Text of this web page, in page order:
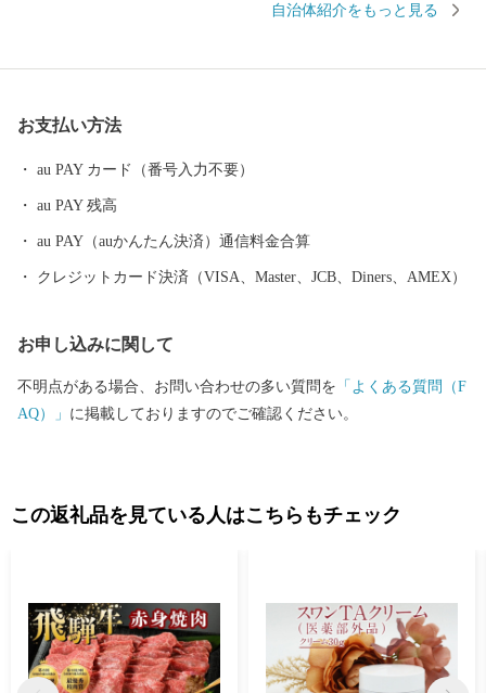
も」や「狭山茶」、数々の「みよし野菜」は名産品の一つです。
面から出入りができるようにするよう計画しています。こうした
初旬に行われる「みよしまつり」では、踊りや御輿、太鼓などさ
まざまな催物があり、最後には花火が打ちあがり、夜空に大輪の
花を咲かせます。 こんな三芳町を、ふるさと納税を通じて応援し
自治体紹介をもっと見る
お支払い方法
au PAY カード（番号入力不要）
au PAY 残高
au PAY（auかんたん決済）通信料金合算
クレジットカード決済（VISA、Master、JCB、Diners、AMEX）
お申し込みに関して
不明点がある場合、お問い合わせの多い質問を 「よくある質問（F
AQ）」 に掲載しておりますのでご確認ください。
この返礼品を見ている人はこちらもチェック